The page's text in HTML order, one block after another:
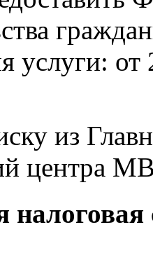
услуги: от
из
центра
налоговая